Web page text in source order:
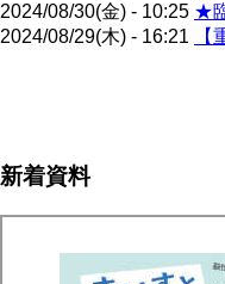
2024/08/30(金) - 10:25 ★
2024/08/29(木) - 16:21
送
新着資料